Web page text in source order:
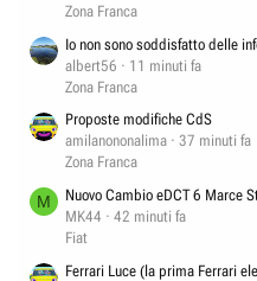
Zona Franca
Io non sono soddisfatto delle
albert56
11 minuti fa
Zona Franca
Proposte modifiche CdS
amilanononalima
37 minuti fa
Zona Franca
M
Nuovo Cambio eDCT 6 Marce
MK44
42 minuti fa
Fiat
Ferrari Luce (la prima Ferrari